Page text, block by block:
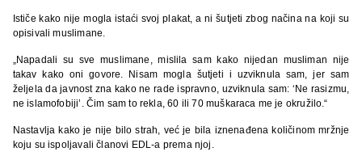
Ističe kako nije mogla istaći svoj plakat, a ni šutjeti zbog načina na koji su
opisivali muslimane.
„Napadali su sve muslimane, mislila sam kako nijedan musliman nije
takav kako oni govore. Nisam mogla šutjeti i uzviknula sam, jer sam
željela da javnost zna kako ne rade ispravno, uzviknula sam: ‘Ne rasizmu,
ne islamofobiji’. Čim sam to rekla, 60 ili 70 muškaraca me je okružilo.“
Nastavlja kako je nije bilo strah, već je bila iznenađena količinom mržnje
koju su ispoljavali članovi EDL-a prema njoj.